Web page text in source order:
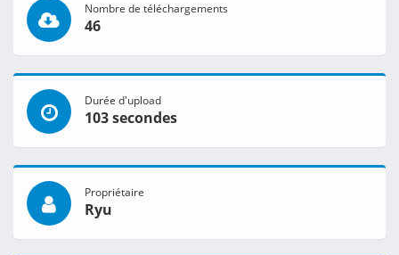
Nombre de téléchargements
46
Durée d'upload
103 secondes
Propriétaire
Ryu